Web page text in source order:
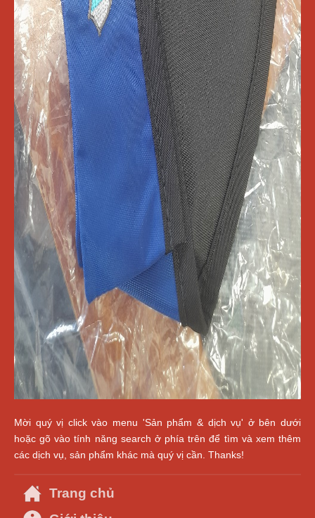
Mời quý vị click vào menu 'Sản phẩm & dịch vụ' ở bên dưới
hoặc gõ vào tính năng search ở phía trên để tìm và xem thêm
các dịch vụ, sản phẩm khác mà quý vị cần. Thanks!
Trang chủ